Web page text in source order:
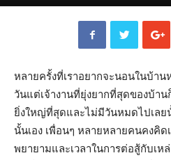
หลายครั้งที่เราอยากจะนอนในบ้า
วันแต่เจ้างานที่ยุ่งยากที่สุดของบ้า
ยิ่งใหญ่ที่สุดและไม่มีวันหมดไปเลย
นั้นเอง เพื่อนๆ หลายหลายคนคงคิด
พยายามและเวลาในการต่อสู้กับเ